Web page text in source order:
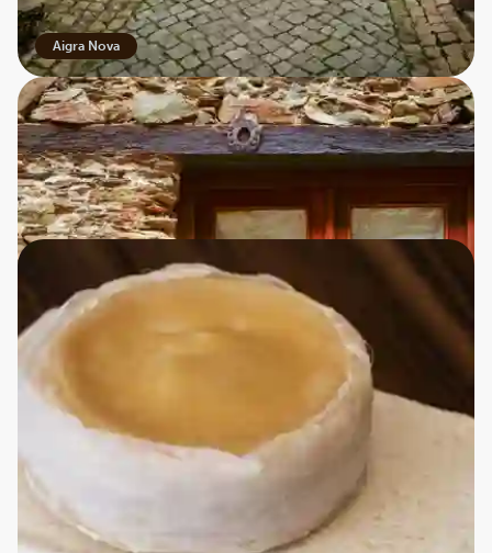
gjorde, at denne frokost står som en af mine mest
mindeværdige oplevelser på turen.
Aigra Nova